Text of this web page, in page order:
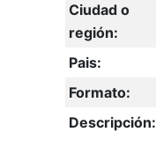
Ciudad o
región:
Pais:
Formato:
Descripción: